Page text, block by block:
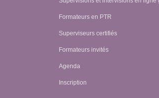
Formateurs en PTR
Superviseurs certifiés
Formateurs invités
Agenda
Inscription